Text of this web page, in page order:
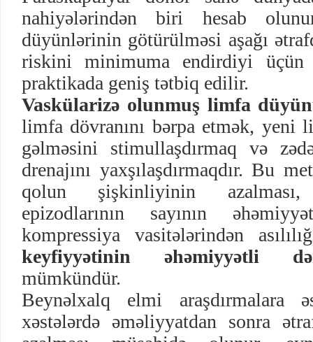
nahiyələrindən biri hesab
düyünlərinin götürülməsi aşağı
riskini minimuma endirdiyi üçün
praktikada geniş tətbiq edilir.
Vaskülarizə olunmuş limfa
limfa dövranını bərpa etmək, yeni
gəlməsini stimullaşdırmaq və
drenajını yaxşılaşdırmaqdır. Bu
qolun şişkinliyinin
epizodlarının sayının
kompressiya vasitələrindən
keyfiyyətinin əhəmiyyətli
mümkündür.
Beynəlxalq elmi araşdırmalara
xəstələrdə əməliyyatdan sonra